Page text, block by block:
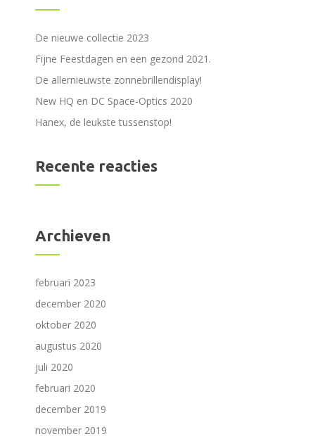
De nieuwe collectie 2023
Fijne Feestdagen en een gezond 2021.
De allernieuwste zonnebrillendisplay!
New HQ en DC Space-Optics 2020
Hanex, de leukste tussenstop!
Recente reacties
Archieven
februari 2023
december 2020
oktober 2020
augustus 2020
juli 2020
februari 2020
december 2019
november 2019